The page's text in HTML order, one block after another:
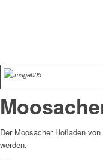
Der Moosacher Hofladen
werden.